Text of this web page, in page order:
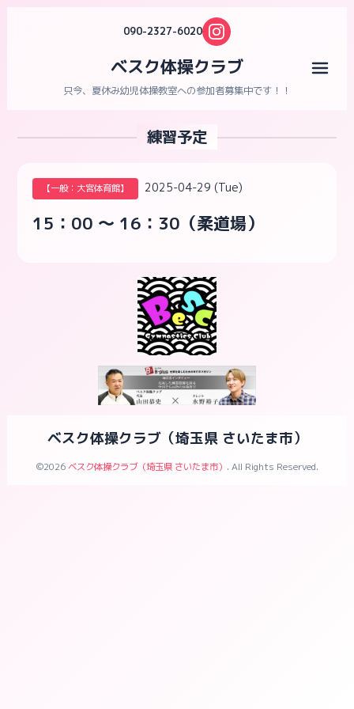
090-2327-6020
ベスク体操クラブ
只今、夏休み幼児体操教室への参加者募集中です！！
練習予定
【一般：大宮体育館】 2025-04-29 (Tue)
15：00 ～ 16：30（柔道場）
ベスク体操クラブ（埼玉県 さいたま市）
©2026ベスク体操クラブ（埼玉県 さいたま市） . All Rights Reserved.